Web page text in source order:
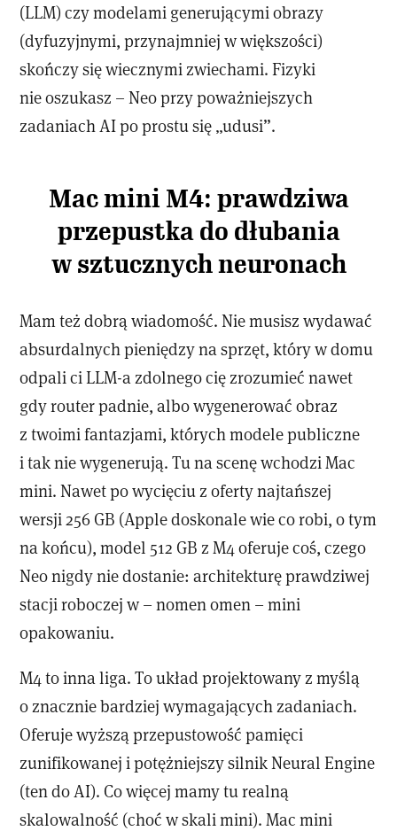
(LLM) czy modelami generującymi obrazy
(dyfuzyjnymi, przynajmniej w większości)
skończy się wiecznymi zwiechami. Fizyki
nie oszukasz – Neo przy poważniejszych
zadaniach AI po prostu się „udusi”.
Mac mini M4: prawdziwa
przepustka do dłubania
w sztucznych neuronach
Mam też dobrą wiadomość. Nie musisz wydawać
absurdalnych pieniędzy na sprzęt, który w domu
odpali ci LLM-a zdolnego cię zrozumieć nawet
gdy router padnie, albo wygenerować obraz
z twoimi fantazjami, których modele publiczne
i tak nie wygenerują. Tu na scenę wchodzi Mac
mini. Nawet po wycięciu z oferty najtańszej
wersji 256 GB (Apple doskonale wie co robi, o tym
na końcu), model 512 GB z M4 oferuje coś, czego
Neo nigdy nie dostanie: architekturę prawdziwej
stacji roboczej w – nomen omen – mini
opakowaniu.
M4 to inna liga. To układ projektowany z myślą
o znacznie bardziej wymagających zadaniach.
Oferuje wyższą przepustowość pamięci
zunifikowanej i potężniejszy silnik Neural Engine
(ten do AI). Co więcej mamy tu realną
skalowalność (choć w skali mini). Mac mini